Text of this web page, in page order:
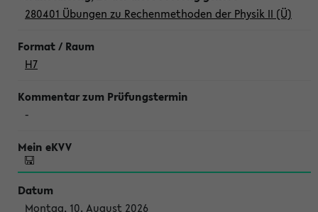
280401 Übungen zu Rechenmethoden der Physik II (Ü)
H7
-
Montag, 10. August 2026